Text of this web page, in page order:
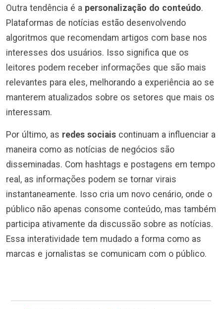
Outra tendência é a personalização do conteúdo.
Plataformas de notícias estão desenvolvendo
algoritmos que recomendam artigos com base nos
interesses dos usuários. Isso significa que os
leitores podem receber informações que são mais
relevantes para eles, melhorando a experiência ao se
manterem atualizados sobre os setores que mais os
interessam.
Por último, as redes sociais continuam a influenciar a
maneira como as notícias de negócios são
disseminadas. Com hashtags e postagens em tempo
real, as informações podem se tornar virais
instantaneamente. Isso cria um novo cenário, onde o
público não apenas consome conteúdo, mas também
participa ativamente da discussão sobre as notícias.
Essa interatividade tem mudado a forma como as
marcas e jornalistas se comunicam com o público.